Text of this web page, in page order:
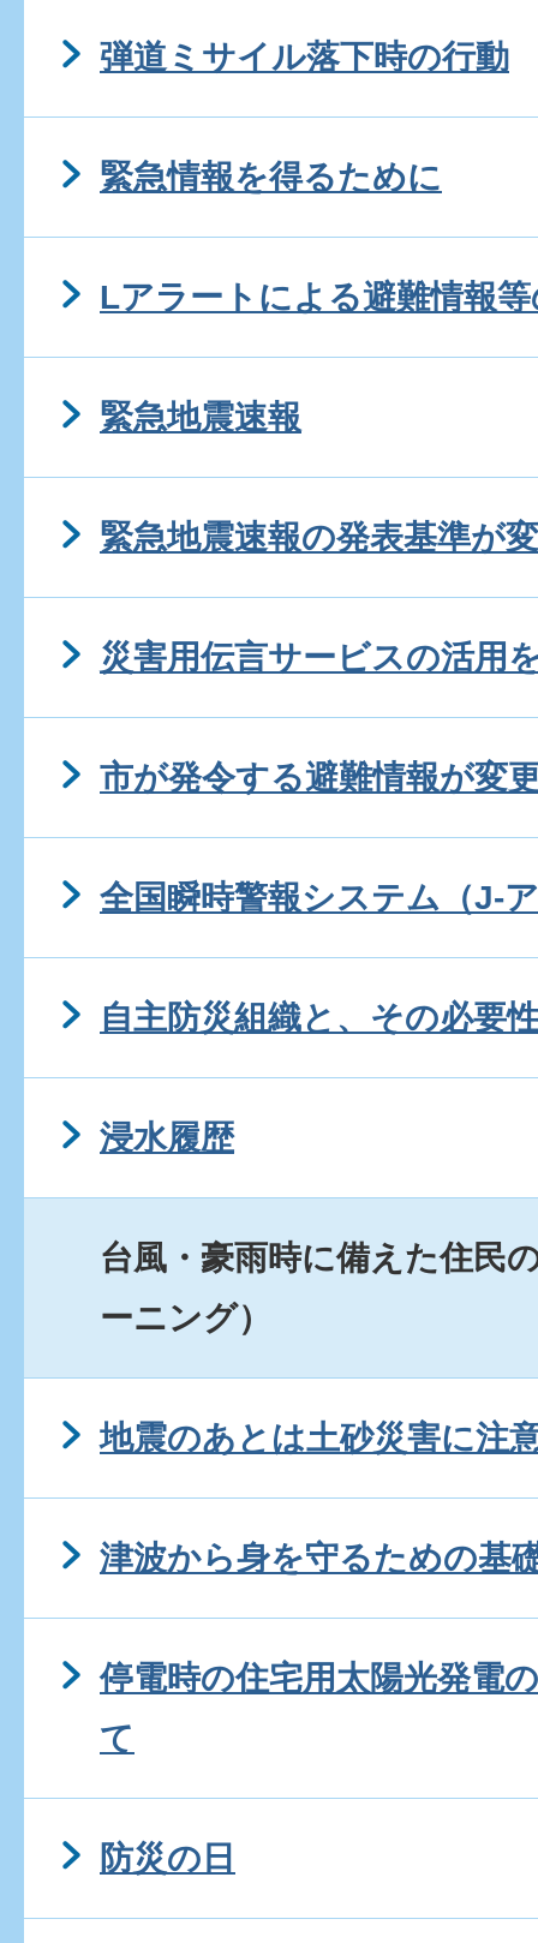
弾道ミサイル落下時の行動
緊急情報を得るために
Lアラートによる避難情報
緊急地震速報
緊急地震速報の発表基準が
災害用伝言サービスの活用
市が発令する避難情報が変
全国瞬時警報システム（J-
自主防災組織と、その必要
浸水履歴
台風・豪雨時に備えた住民
ーニング）
地震のあとは土砂災害に注
津波から身を守るための基
停電時の住宅用太陽光発電
て
防災の日